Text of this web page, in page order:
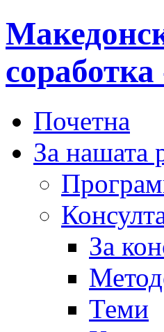
Почетна
За нашата
За
Теми